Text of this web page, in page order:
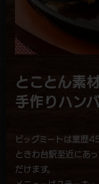
とことん素
手作りハン
ビッグミートは業歴
ときわ台駅至近にあ
だけます。